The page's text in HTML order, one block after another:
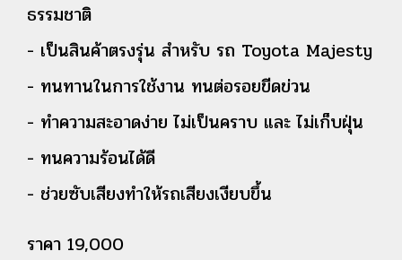
ธรรมชาติ
- เป็นสินค้าตรงรุ่น สำหรับ รถ Toyota Majesty
- ทนทานในการใช้งาน ทนต่อรอยขีดข่วน
- ทำความสะอาดง่าย ไม่เป็นคราบ และ ไม่เก็บฝุ่น
- ทนความร้อนได้ดี
- ช่วยซับเสียงทำให้รถเสียงเงียบขึ้น
ราคา 19,000